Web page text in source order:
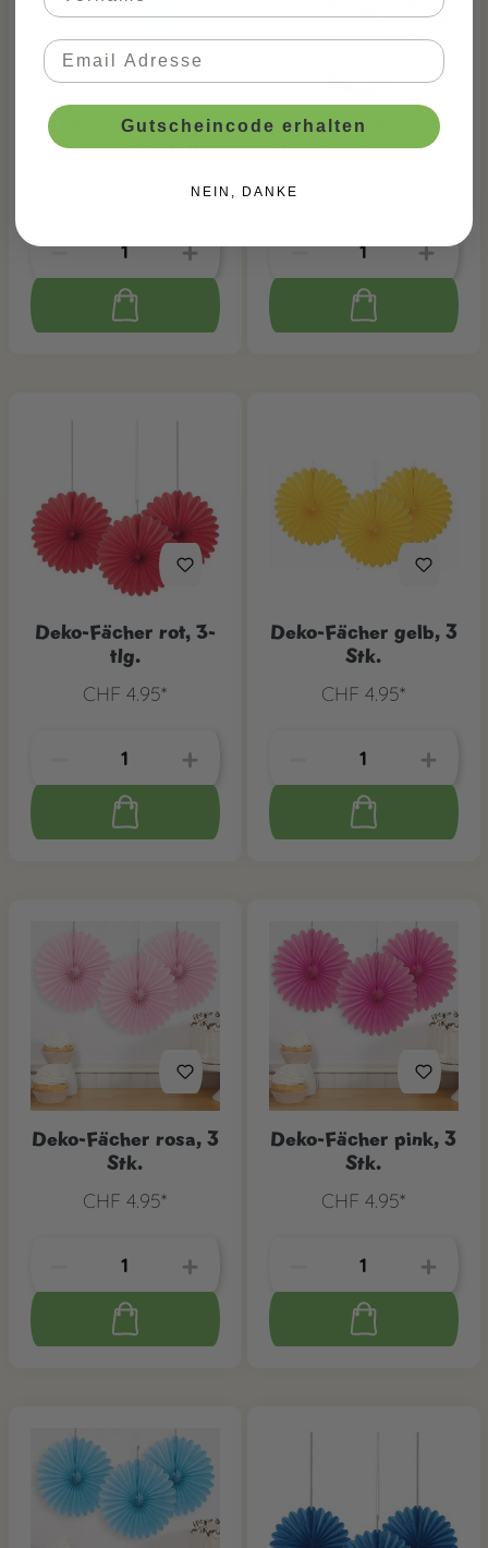
Deko-Set Happy
Birthday Pastell
Deko-Fächer Set
Floral Mix Rosegold,
Deko-Fächer rot, 3-
tlg.
CHF 4.95*
Deko-Fächer gelb, 3
Stk.
CHF 4.95*
Deko-Fächer rosa, 3
Stk.
CHF 4.95*
Deko-Fächer pink, 3
Stk.
CHF 4.95*
Gutscheincode erhalten
NEIN, DANKE